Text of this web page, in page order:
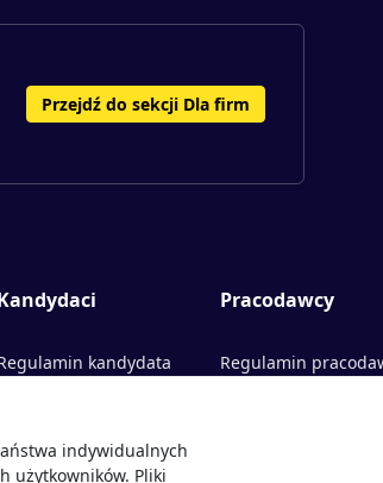
Przejdź do sekcji Dla firm
kandydata
Pracodawcy
Regulamin
indywidualnych
użytkowników. Pliki